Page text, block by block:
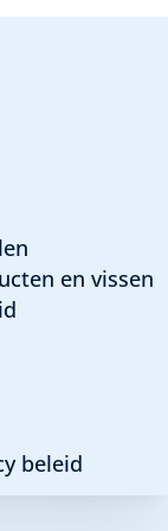
en vissen
beleid